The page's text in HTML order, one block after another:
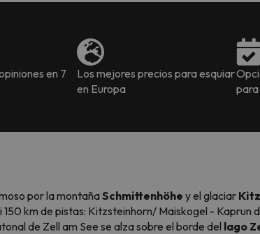
en 7
Los mejores precios para esquiar
en Europa
por la montañaSchmittenhöhe y el glaciar
km de pistas: Kitzsteinhorn/ Maiskogel - Kaprun
de Zell am See se alza sobre el borde del lago